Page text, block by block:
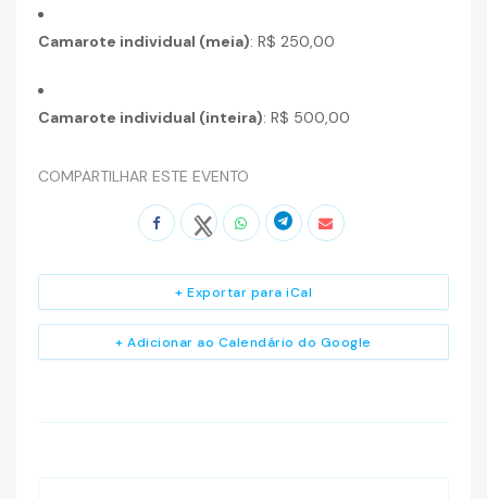
Camarote individual (meia): R$ 250,00
Camarote individual (inteira): R$ 500,00
COMPARTILHAR ESTE EVENTO
+ Adicionar ao Calendário do Google
+ Exportar para iCal